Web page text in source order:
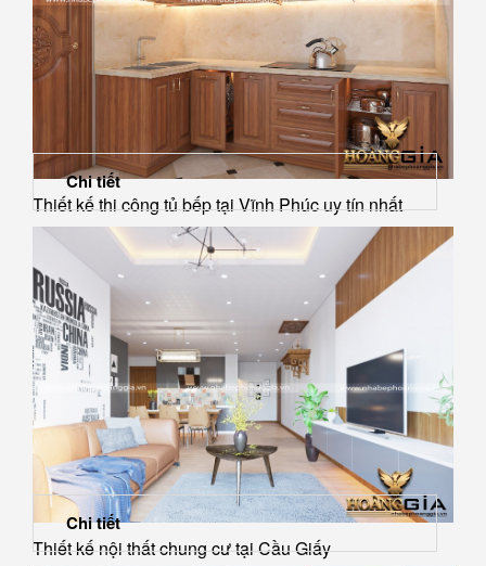
Thiết kế thi công tủ bếp tại Vĩnh Phúc uy tín nhất
Chi tiết
Thiết kế nội thất chung cư tại Cầu Giấy
Chi tiết